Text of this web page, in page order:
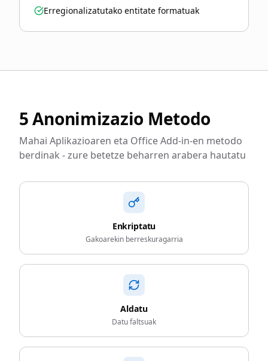
Erregionalizatutako entitate formatuak
5 Anonimizazio Metodo
Mahai Aplikazioaren eta Office Add-in-en metodo
berdinak - zure betetze beharren arabera hautatu
Enkriptatu
Gakoarekin berreskuragarria
Aldatu
Datu faltsuak